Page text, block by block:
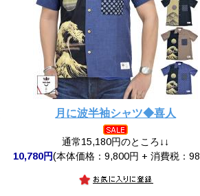
月に波半袖シャツ◆喜人
通常15,180円のところ↓↓
10,780円(本体価格：9,800円 + 消費税：